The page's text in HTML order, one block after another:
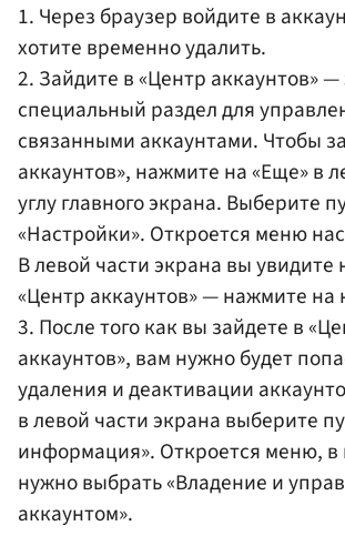
1. Через браузер войдите в
хотите временно удалить.
2. Зайдите в «Центр аккаунтов» —
специальный раздел для
связанными аккаунтами. Чтобы
аккаунтов», нажмите на «Еще» в
углу главного экрана. Выберите
«Настройки». Откроется меню
В левой части экрана вы увидите
«Центр аккаунтов» — нажмите на
3. После того как вы зайдете в
аккаунтов», вам нужно будет
удаления и деактивации
в левой части экрана выберите
информация». Откроется меню, в
нужно выбрать «Владение и
аккаунтом».